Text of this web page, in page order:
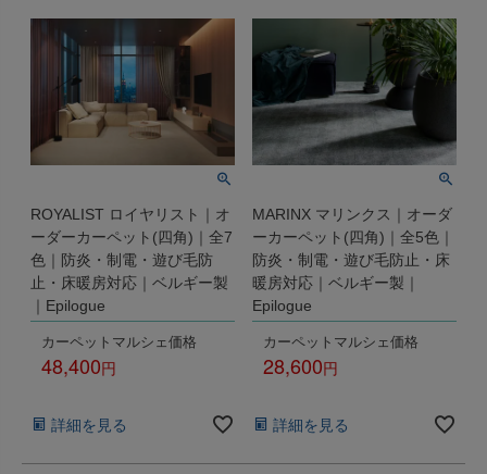
りますようお願い申し上げます。
詳しくはこちら
ROYALIST ロイヤリスト｜オ
ーダーカーペット(四角)｜全7
色｜防炎・制電・遊び毛防
止・床暖房対応｜ベルギー製
｜Epilogue
カーペットマルシェ価格
48,400
詳細を見る
MARINX マリンクス｜オーダ
ーカーペット(四角)｜全5色｜
防炎・制電・遊び毛防止・床
暖房対応｜ベルギー製｜
Epilogue
カーペットマルシェ価格
28,600
詳細を見る